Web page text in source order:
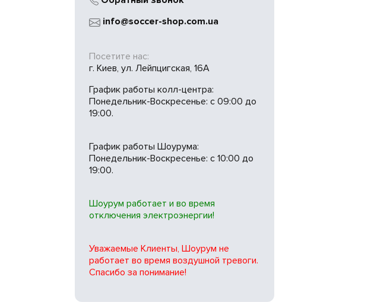
info@soccer-shop.com.ua
Посетите нас:
г. Киев, ул. Лейпцигская, 16А
График работы колл-центра:
Понедельник-Воскресенье: с 09:00 до
19:00.
График работы Шоурума:
Понедельник-Воскресенье: с 10:00 до
19:00.
Шоурум работает и во время
отключения электроэнергии!
Уважаемые Клиенты, Шоурум не
работает во время воздушной тревоги.
Спасибо за понимание!